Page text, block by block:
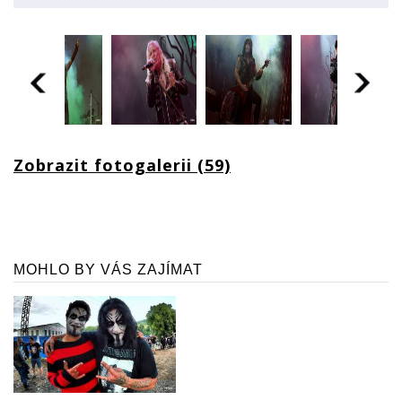
Zobrazit fotogalerii (59)
MOHLO BY VÁS ZAJÍMAT